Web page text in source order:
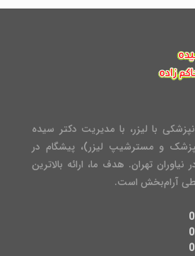
با لیزر، با مدیریت دکتر سیده
و مسترشیپ لیزر)، پیشگام در
تهران. هدف ما، ارائه بالاترین
آرام‌بخش است.